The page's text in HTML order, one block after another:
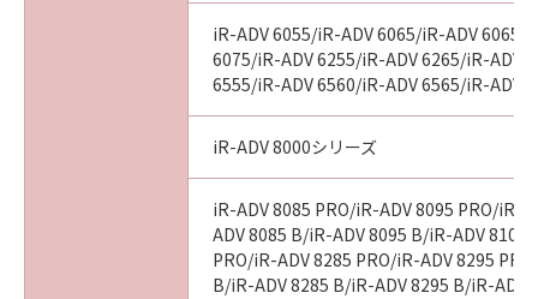
iR-ADV 6055/iR-ADV 6065/iR-ADV 6065-
6075/iR-ADV 6255/iR-ADV 6265/iR-ADV
6555/iR-ADV 6560/iR-ADV 6565/iR-ADV
iR-ADV 8000シリーズ
iR-ADV 8085 PRO/iR-ADV 8095 PRO/iR-
ADV 8085 B/iR-ADV 8095 B/iR-ADV 8105
PRO/iR-ADV 8285 PRO/iR-ADV 8295
B/iR-ADV 8285 B/iR-ADV 8295 B/iR-ADV